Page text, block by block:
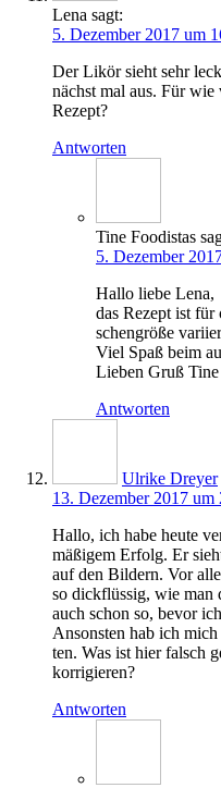
Lena sagt:
5. Dezember 2017 um
Der Likör sieht sehr
nächst mal aus. Für wie
Rezept?
Antworten
Tine Foodistas
5. Dezember
Hal­lo lie­be Lena,
das Rezept ist
schen­grö­ße
Viel Spaß beim
Lie­ben Gruß Tine
Antworten
Ulrike Dreyer
13. Dezember 2017
Hal­lo, ich habe heu­te
mäßi­gem Erfolg. Er
auf den Bil­dern. Vor
so dick­flüs­sig, wie man
auch schon so, bevor
Ansons­ten hab ich
ten. Was ist hier falsch
korrigieren?
Antworten